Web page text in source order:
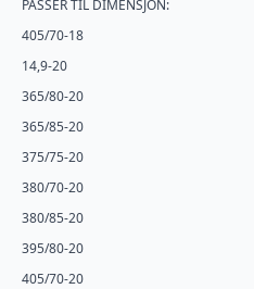
PASSER TIL DIMENSJON:
405/70-18
14,9-20
365/80-20
365/85-20
375/75-20
380/70-20
380/85-20
395/80-20
405/70-20